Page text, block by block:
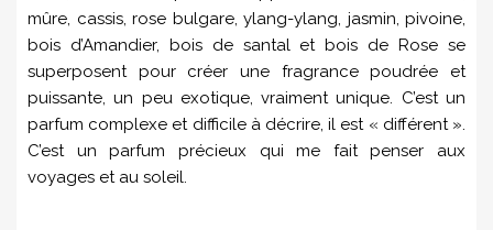
mûre, cassis, rose bulgare, ylang-ylang, jasmin, pivoine,
bois d’Amandier, bois de santal et bois de Rose se
superposent pour créer une fragrance poudrée et
puissante, un peu exotique, vraiment unique. C’est un
parfum complexe et difficile à décrire, il est « différent ».
C’est un parfum précieux qui me fait penser aux
voyages et au soleil.